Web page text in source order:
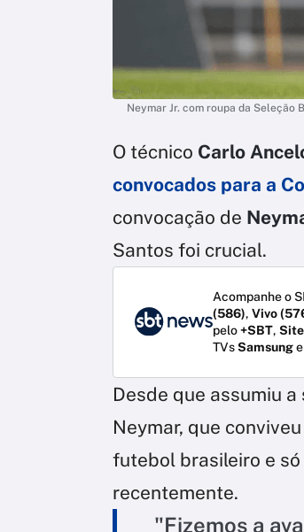
Neymar Jr. com roupa da Seleção
O técnico Carlo
convocados para a
convocação de
Santos foi crucial.
Acompanhe o
(586), Vivo
pelo+SBT, Site
TVsSamsunge
Desde que assumiu
Neymar, que
futebol brasileiro e
recentemente.
"Fizemos a